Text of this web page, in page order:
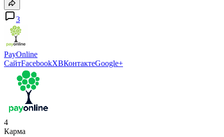
3
PayOnline
СайтFacebookXВКонтактеGoogle+
4
Карма